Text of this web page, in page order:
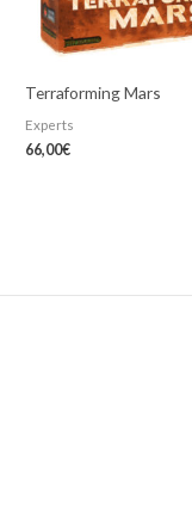
Terraforming Mars
Experts
66,00€